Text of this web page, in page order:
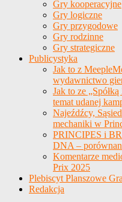
Gry kooperacyjne
Gry logiczne
Gry przygodowe
Gry rodzinne
Gry strategiczne
Publicystyka
Jak to z
wydawnictwo
Jak to ze
temat udanej
Najeźdźcy,
mechaniki w
PRINCIPES i
DNA –
Komentarze
Prix 2025
Plebiscyt Planszowe
Redakcja